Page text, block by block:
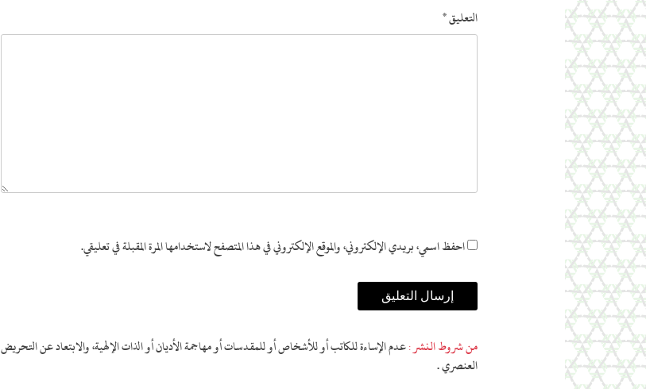
التعليق*
احفظ اسمي، بريدي الإلكتروني، والموقع الإلكتروني في هذا المتصفح لاستخدامها المرة المقبلة في تعليقي.
من شروط النشر :عدم الإساءة للكاتب أو للأشخاص أو للمقدسات أو مهاجمة الأديان أو الذات الإلهية، والابتعاد عن التحريض
العنصري .